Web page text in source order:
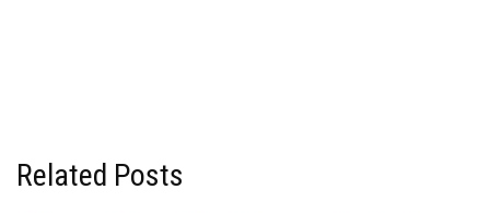
Related Posts